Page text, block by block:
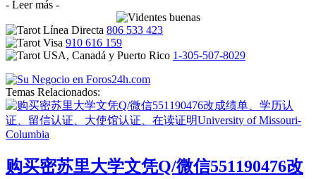
- Leer más -
806 533 423
910 616 159
1-305-507-8029
Temas Relacionados:
购买密苏里大学文凭Q/微信551190476改